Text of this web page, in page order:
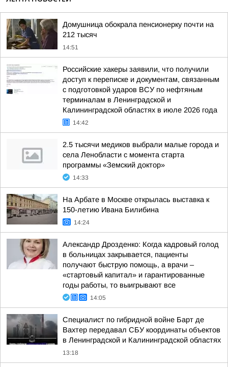
Домушница обокрала пенсионерку почти на
212 тысяч
14:51
Российские хакеры заявили, что получили
доступ к переписке и документам, связанным
с подготовкой ударов ВСУ по нефтяным
терминалам в Ленинградской и
Калининградской областях в июле 2026 года
14:42
2.5 тысячи медиков выбрали малые города и
села Ленобласти с момента старта
программы «Земский доктор»
14:33
На Арбате в Москве открылась выставка к
150-летию Ивана Билибина
14:24
Александр Дрозденко: Когда кадровый голод
в больницах закрывается, пациенты
получают быструю помощь, а врачи –
«стартовый капитал» и гарантированные
годы работы, то выигрывают все
14:05
Специалист по гибридной войне Барт де
Вахтер передавал СБУ координаты объектов
в Ленинградской и Калининградской областях
13:18